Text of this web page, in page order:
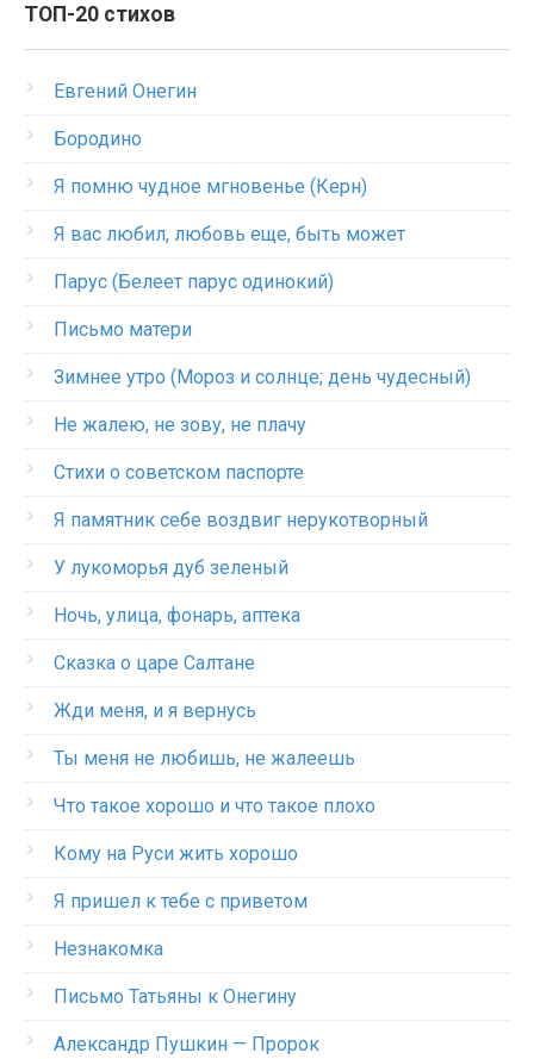
ТОП-20 стихов
Евгений Онегин
Бородино
Я помню чудное мгновенье (Керн)
Я вас любил, любовь еще, быть может
Парус (Белеет парус одинокий)
Письмо матери
Зимнее утро (Мороз и солнце; день чудесный)
Не жалею, не зову, не плачу
Стихи о советском паспорте
Я памятник себе воздвиг нерукотворный
У лукоморья дуб зеленый
Ночь, улица, фонарь, аптека
Сказка о царе Салтане
Жди меня, и я вернусь
Ты меня не любишь, не жалеешь
Что такое хорошо и что такое плохо
Кому на Руси жить хорошо
Я пришел к тебе с приветом
Незнакомка
Письмо Татьяны к Онегину
Александр Пушкин — Пророк